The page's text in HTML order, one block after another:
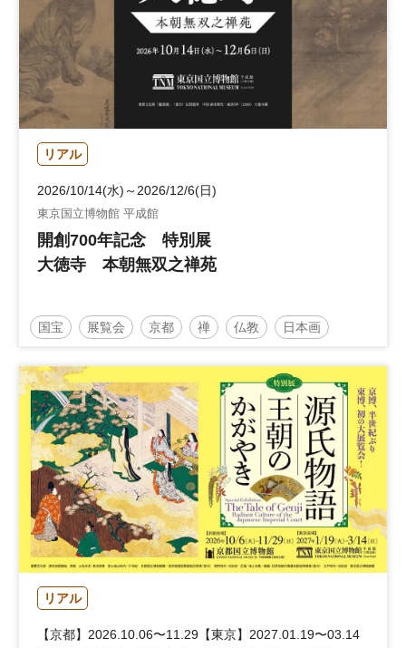
リアル
2026/10/14(水)～2026/12/6(日)
東京国立博物館 平成館
開創700年記念 特別展
大徳寺 本朝無双之禅苑
国宝 展覧会 京都 禅 仏教 日本画
東京国立博物館
リアル
【京都】2026.10.06〜11.29【東京】2027.01.19〜03.14